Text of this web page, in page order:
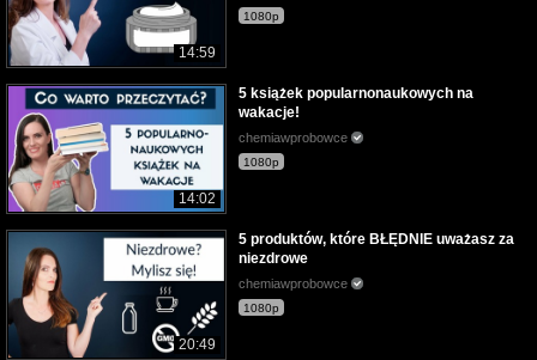
14:59
1080p
14:02
5 książek popularnonaukowych na
wakacje!
chemiawprobowce
1080p
20:49
5 produktów, które BŁĘDNIE uważasz za
niezdrowe
chemiawprobowce
1080p